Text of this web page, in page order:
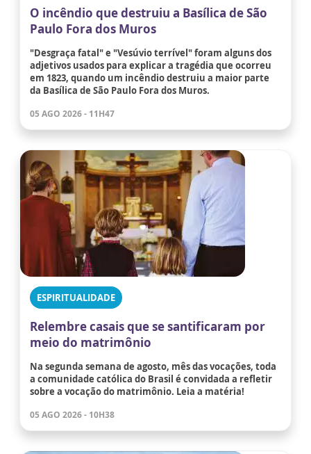
O incêndio que destruiu a Basílica de São
Paulo Fora dos Muros
"Desgraça fatal" e "Vesúvio terrível" foram alguns dos
adjetivos usados para explicar a tragédia que ocorreu
em 1823, quando um incêndio destruiu a maior parte
da Basílica de São Paulo Fora dos Muros.
05 AGO 2026 - 11H47
ESPIRITUALIDADE
Relembre casais que se santificaram por
meio do matrimônio
Na segunda semana de agosto, mês das vocações, toda
a comunidade católica do Brasil é convidada a refletir
sobre a vocação do matrimônio. Leia a matéria!
05 AGO 2026 - 10H38